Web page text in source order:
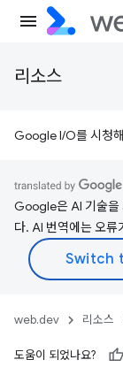
리소스
Google I/O를 시청
Google은 AI 기술을
다. AI 번역에는 오류
web.dev 리소스
도움이 되었나요?